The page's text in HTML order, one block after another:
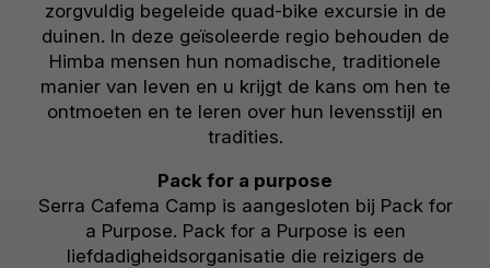
zorgvuldig begeleide quad-bike excursie in de
duinen. In deze geïsoleerde regio behouden de
Himba mensen hun nomadische, traditionele
manier van leven en u krijgt de kans om hen te
ontmoeten en te leren over hun levensstijl en
tradities.
Pack for a purpose
Serra Cafema Camp is aangesloten bij Pack for
a Purpose. Pack for a Purpose is een
liefdadigheidsorganisatie die reizigers de